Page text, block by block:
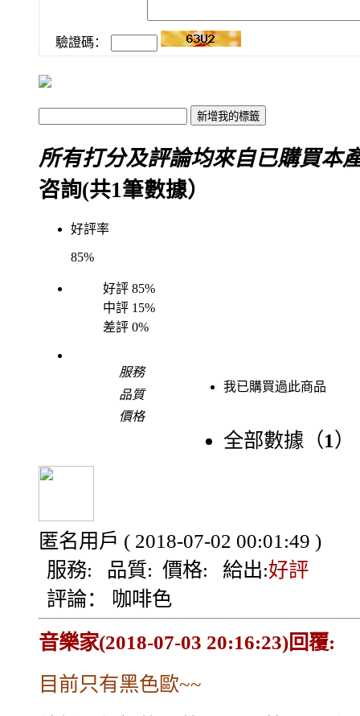
驗證碼：
所有打分及評論均來自已購買本
咨詢(共1筆數據）
好評率
85%
好評 85%
中評 15%
差評 0%
服務
品質
價格
我已購買過此商品
全部數據（1）
匿名用戶 ( 2018-07-02 00:01:49 )
服務: 品質: 價格: 給出:好評
評論：
咖啡色
音樂家(2018-07-03 20:16:23)回覆:
目前只有黑色歐~~